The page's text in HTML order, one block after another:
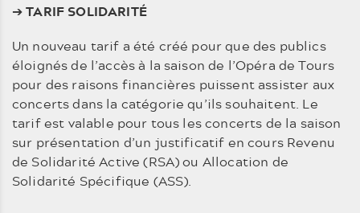
➔TARIF SOLIDARITÉ
Un nouveau tarif a été créé pour que des publics
éloignés de l’accès à la saison de l’Opéra de Tours
pour des raisons financières puissent assister aux
concerts dans la catégorie qu’ils souhaitent. Le
tarif est valable pour tous les concerts de la saison
sur présentation d’un justificatif en cours Revenu
de Solidarité Active (RSA) ou Allocation de
Solidarité Spécifique (ASS).